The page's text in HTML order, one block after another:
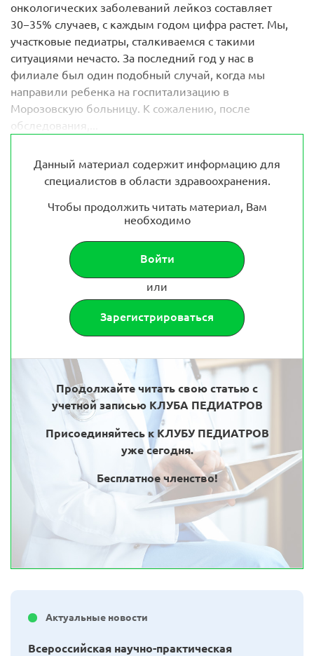
онкологических заболеваний лейкоз составляет
30−35% случаев, с каждым годом цифра растет. Мы,
участковые педиатры, сталкиваемся с такими
ситуациями нечасто. За последний год у нас в
филиале был один подобный случай, когда мы
направили ребенка на госпитализацию в
Морозовскую больницу. К сожалению, после
обследования,...
Данный материал содержит информацию для
специалистов в области здравоохранения.
Чтобы продолжить читать материал, Вам
необходимо
Войти
или
Зарегистрироваться
Продолжайте читать свою статью с
учетной записью КЛУБА ПЕДИАТРОВ
Присоединяйтесь к КЛУБУ ПЕДИАТРОВ
уже сегодня.
Бесплатное членство!
Актуальные новости
Всероссийская научно-практическая